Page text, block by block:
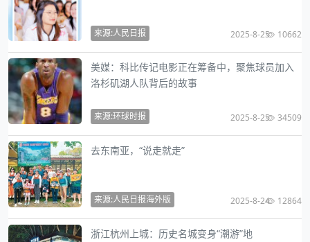
来源:人民日报 2025-8-25 10662
美媒：科比传记电影正在筹备中，聚焦球员加入
洛杉矶湖人队背后的故事
来源:环球时报 2025-8-25 34509
去东南亚，“说走就走”
来源:人民日报海外版 2025-8-24 12864
浙江杭州上城：历史名城变身“潮游”地